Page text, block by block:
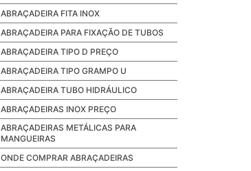
ABRAÇADEIRA FITA INOX
ABRAÇADEIRA PARA FIXAÇÃO DE TUBOS
ABRAÇADEIRA TIPO D PREÇO
ABRAÇADEIRA TIPO GRAMPO U
ABRAÇADEIRA TUBO HIDRÁULICO
ABRAÇADEIRAS INOX PREÇO
ABRAÇADEIRAS METÁLICAS PARA
MANGUEIRAS
ONDE COMPRAR ABRAÇADEIRAS